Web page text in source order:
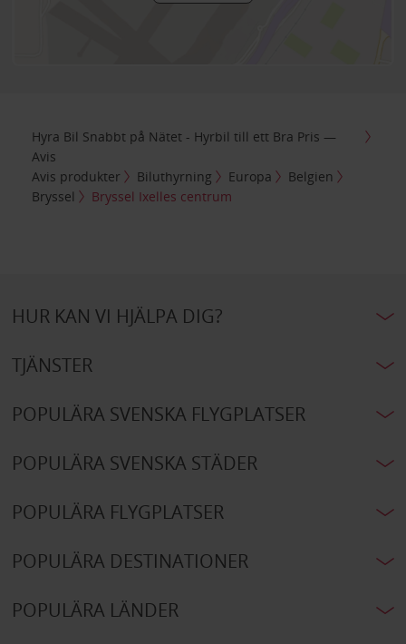
Hyra Bil Snabbt på Nätet - Hyrbil till ett Bra Pris —
Avis
Avis produkter
Biluthyrning Europa
Belgien
Bryssel
Bryssel Ixelles centrum
HUR KAN VI HJÄLPA DIG?
TJÄNSTER
POPULÄRA SVENSKA FLYGPLATSER
POPULÄRA SVENSKA STÄDER
POPULÄRA FLYGPLATSER
POPULÄRA DESTINATIONER
POPULÄRA LÄNDER